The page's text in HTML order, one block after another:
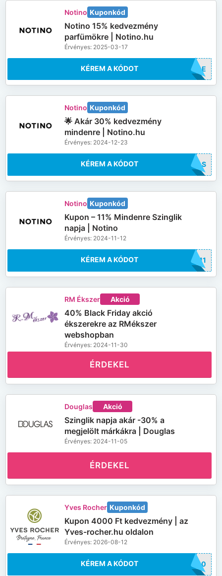
Notino Kuponkód
Notino 15% kedvezmény
parfümökre | Notino.hu
Érvényes: 2025-03-17
SALE
KÉREM A KÓDOT
Notino Kuponkód
🌟 Akár 30% kedvezmény
mindenre | Notino.hu
Érvényes: 2024-12-23
XMAS
KÉREM A KÓDOT
Notino Kuponkód
Kupon – 11% Mindenre Szinglik
napja | Notino
Érvényes: 2024-11-12
LE11
KÉREM A KÓDOT
RM Ékszer Akció
40% Black Friday akció
ékszerekre az RMékszer
webshopban
Érvényes: 2024-11-30
ÉRDEKEL
Douglas Akció
Szinglik napja akár -30% a
megjelölt márkákra | Douglas
Érvényes: 2024-11-05
ÉRDEKEL
Yves Rocher Kuponkód
Kupon 4000 Ft kedvezmény | az
Yves-rocher.hu oldalon
Érvényes: 2026-08-12
4000
KÉREM A KÓDOT